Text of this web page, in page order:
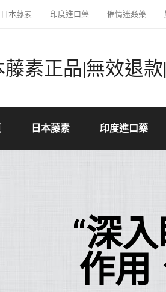
日本藤素 印度進口藥 催情迷姦藥
藤素正品|無效退
日本藤素 印度進口藥
“深
作用